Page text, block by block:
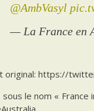
@AmbVasyl
— La France
original: https://
sous le nom «